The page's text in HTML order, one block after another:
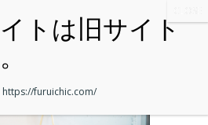
https://furuichic.com/